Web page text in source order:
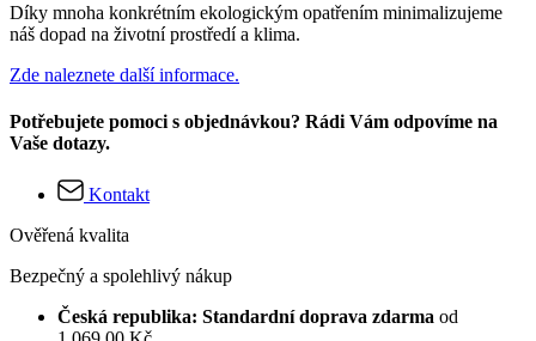
Díky mnoha konkrétním ekologickým opatřením minimalizujeme
náš dopad na životní prostředí a klima.
Zde naleznete další informace.
Potřebujete pomoci s objednávkou? Rádi Vám odpovíme na
Vaše dotazy.
Kontakt
Ověřená kvalita
Bezpečný a spolehlivý nákup
Česká republika: Standardní doprava zdarma od